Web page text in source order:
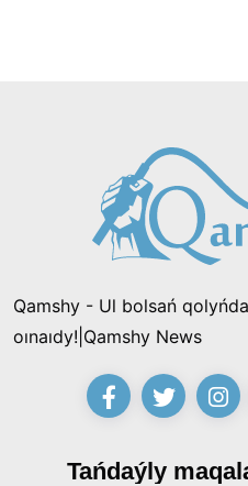
Qamshy - Ul bolsań
oınaıdy!|Qamshy News
Tańdaýly